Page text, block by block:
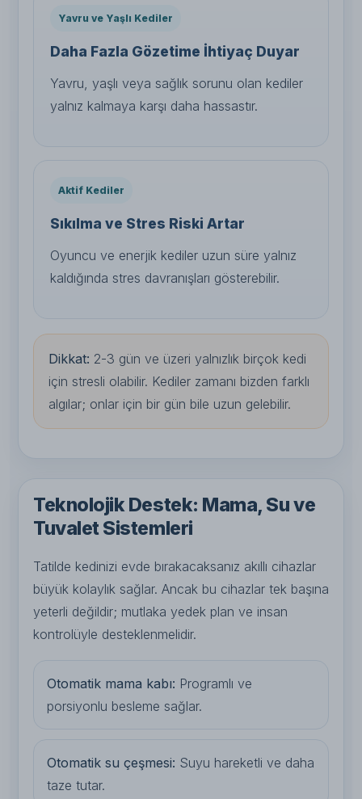
Yavru ve Yaşlı Kediler
Daha Fazla Gözetime İhtiyaç Duyar
Yavru, yaşlı veya sağlık sorunu olan kediler
yalnız kalmaya karşı daha hassastır.
Aktif Kediler
Sıkılma ve Stres Riski Artar
Oyuncu ve enerjik kediler uzun süre yalnız
kaldığında stres davranışları gösterebilir.
Dikkat: 2-3 gün ve üzeri yalnızlık birçok kedi
için stresli olabilir. Kediler zamanı bizden farklı
algılar; onlar için bir gün bile uzun gelebilir.
Teknolojik Destek: Mama, Su ve
Tuvalet Sistemleri
Tatilde kedinizi evde bırakacaksanız akıllı cihazlar
büyük kolaylık sağlar. Ancak bu cihazlar tek başına
yeterli değildir; mutlaka yedek plan ve insan
kontrolüyle desteklenmelidir.
Otomatik mama kabı: Programlı ve
porsiyonlu besleme sağlar.
Otomatik su çeşmesi: Suyu hareketli ve daha
taze tutar.